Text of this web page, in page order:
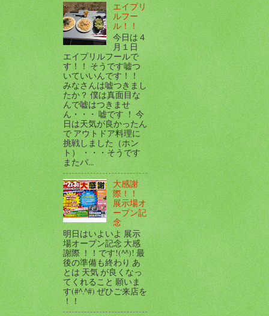
エイプリ
ルフー
ル！！
今日は４
月１日
エイプリルフールで
す！！ そうです嘘つ
いていいんです！！
みなさんは嘘つきまし
たか？ 僕は真面目な
んで嘘はつきませ
ん・・・ 嘘です ！ 今
日は天気が良かったん
で アウトドア料理に
挑戦しました（ホン
ト） ・・・そうです
またパ...
大感謝
際！！
展示場オ
ープン記
念
明日はいよいよ 展示
場オープン記念 大感
謝際 ！！です!(^^)! 最
後の準備も終わり あ
とは 天気 が良くなっ
てくれること 願いま
す(#^.^#) ぜひご来店を
！！